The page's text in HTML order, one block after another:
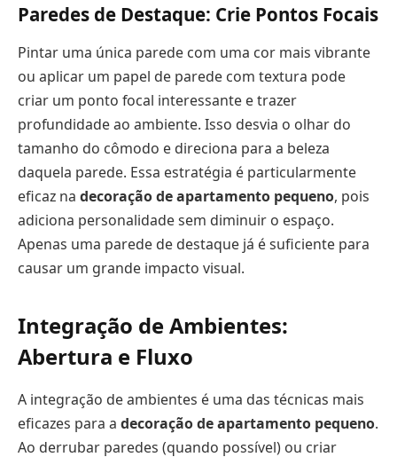
Paredes de Destaque: Crie Pontos Focais
Pintar uma única parede com uma cor mais vibrante
ou aplicar um papel de parede com textura pode
criar um ponto focal interessante e trazer
profundidade ao ambiente. Isso desvia o olhar do
tamanho do cômodo e direciona para a beleza
daquela parede. Essa estratégia é particularmente
eficaz na decoração de apartamento pequeno, pois
adiciona personalidade sem diminuir o espaço.
Apenas uma parede de destaque já é suficiente para
causar um grande impacto visual.
Integração de Ambientes:
Abertura e Fluxo
A integração de ambientes é uma das técnicas mais
eficazes para a decoração de apartamento pequeno.
Ao derrubar paredes (quando possível) ou criar